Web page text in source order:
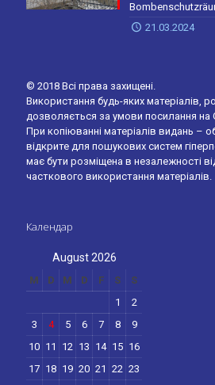
21.03.2024
© 2018 Всі права захищені.
Використання будь-яких матеріалів,
дозволяється за умови посилання на
При копіюванні матеріалів видань –
відкрите для пошукових систем
має бути розміщена в незалежності
часткового використання матеріалів.
Календар
August 2026
M D M D F S
S
1
2
3
4 5 6 7 8
9
10 11 12 13 14 15 16
17 18 19 20 21 22 23